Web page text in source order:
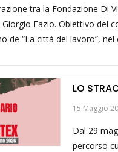
tra la Fondazione Di
Fazio. Obiettivo del
de “La città del lavoro”,
LO
15 Maggio
Dal 29
percorso